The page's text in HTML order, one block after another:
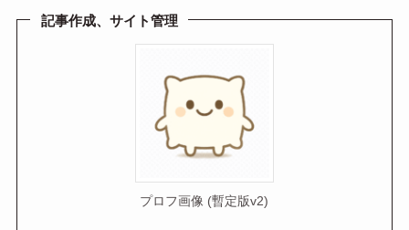
a
記事作成、サイト管理
プロフ画像 (暫定版v2)